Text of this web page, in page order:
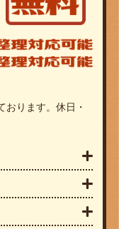
おります。休日・